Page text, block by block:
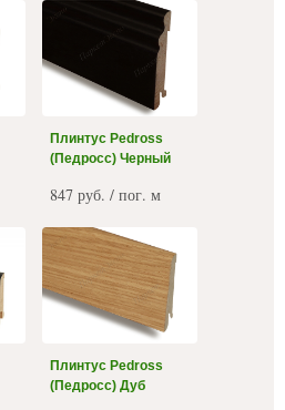
Плинтус Pedross
(Педросс) Черный
847 руб. / пог. м
Плинтус Pedross
(Педросс) Дуб